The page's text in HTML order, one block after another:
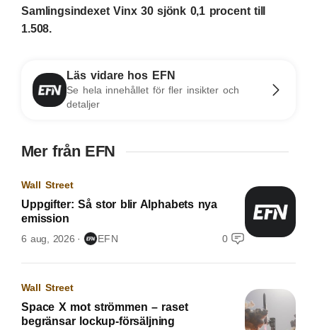
Samlingsindexet Vinx 30 sjönk 0,1 procent till
1.508.
Läs vidare hos EFN
Se hela innehållet för fler insikter och
detaljer
Mer från EFN
Wall Street
Uppgifter: Så stor blir Alphabets nya
emission
6 aug, 2026 EFN 0
Wall Street
Space X mot strömmen – raset
begränsar lockup-försäljning